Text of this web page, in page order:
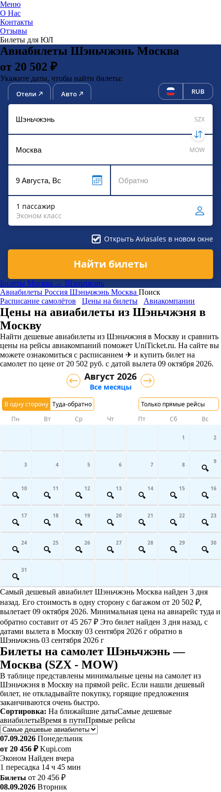
Меню
О Нас
Контакты
Отзывы
Билеты для ЮЛ
Авиабилеты Шэньчжэнь Москва
от 20 502 ₽
Укажите даты, чтобы найти билеты:
Отели Авто RUB
SZX
MOW
1 пассажир
Эконом класс
Открыть Aviasales в новом окне
Найти билеты
Билеты Москва → Шэньчжэнь
Авиабилеты Россия Шэньчжэнь Москва Поиск
Расписание самолётов
Цены на билеты Авиакомпании
Цены на авиабилеты из Шэньчжэня в
Москву
Найти дешевые авиабилеты из Шэньчжэня в Москву и сравнить
цены на рейсы авиакомпаний поможет UniTicket.ru. На сайте вы
можете ознакомиться с расписанием ✈ и купить билет на
самолет по цене от 20 502 руб. с датой вылета 09 октября 2026.
В одну сторону Туда-обратно Только прямые рейсы
Август 2026
Все месяцы
Пн Вт Ср Чт Пт Сб Вс
1 2
3 4 5 6 7 8 9
10 11 12 13 14 15 16
17 18 19 20 21 22 23
24 25 26 27 28 29 30
31
Самый дешевый авиабилет Шэньчжэнь Москва найден 3 дня
назад. Его стоимость в одну сторону с багажом от 20 502 ₽,
вылетает 09 октября 2026. Минимальная цена на авиарейс туда и
обратно составит от 45 267 ₽ Это билет найден 3 дня назад, с
датами вылета в Москву 03 сентября 2026 г обратно в
Шэньчжэнь 03 сентября 2026 г
Билеты на самолет Шэньчжэнь —
Москва (SZX - MOW)
В таблице представлены минимальные цены на самолет из
Шэньчжэня в Москву на прямой рейс. Если нашли дешевый
билет, не откладывайте покупку, горящие предложения
заканчиваются очень быстро.
Сортировка: На ближайшие датыСамые дешевые
авиабилетыВремя в путиПрямые рейсы
07.09.2026 Понедельник
от 20 456 ₽ Kupi.com
Эконом Найден вчера
1 пересадка 14 ч 45 мин
Билеты от 20 456 ₽
08.09.2026 Вторник